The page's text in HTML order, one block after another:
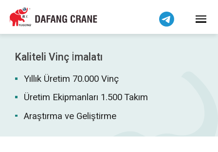
Kaliteli Vinç İmalatı
Yıllık Üretim 70.000 Vinç
Üretim Ekipmanları 1.500 Takım
Araştırma ve Geliştirme
Bahasa Indonesia
Bahasa Melayu
Tiếng Việt
简体中文
فارسی
Pilipino
اردو